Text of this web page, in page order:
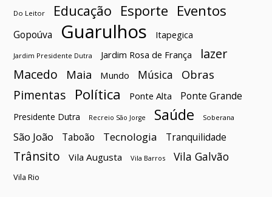
Do Leitor Educação Esporte Eventos
Gopoúva Guarulhos Itapegica
Jardim Presidente Dutra Jardim Rosa de França
lazer
Macedo
Maia Mundo Música Obras
Pimentas Política Ponte Alta Ponte Grande
Presidente Dutra Recreio São Jorge Saúde Soberana
São João Taboão Tecnologia Tranquilidade
Trânsito Vila Augusta Vila Barros Vila Galvão
Vila Rio